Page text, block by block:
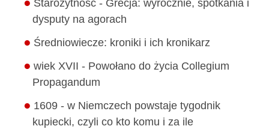
Starożytność - Grecja: wyrocznie, spotkania i
dysputy na agorach
Średniowiecze: kroniki i ich kronikarz
wiek XVII - Powołano do życia Collegium
Propagandum
1609 - w Niemczech powstaje tygodnik
kupiecki, czyli co kto komu i za ile